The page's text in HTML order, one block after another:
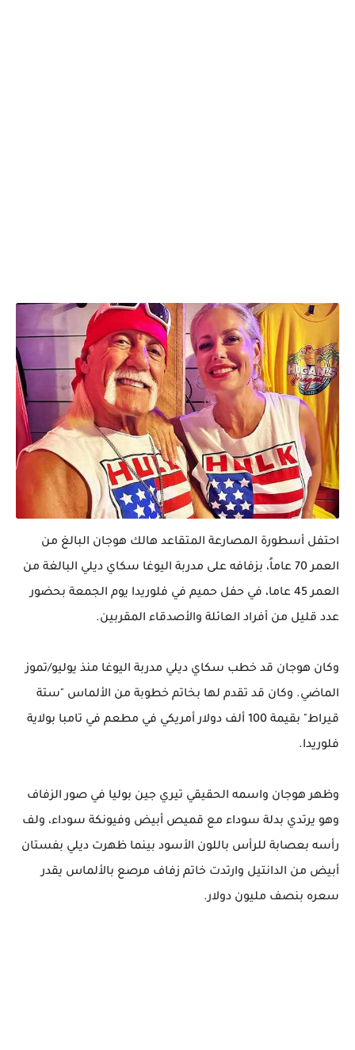
احتفل أسطورة المصارعة المتقاعد هالك هوجان البالغ من
العمر 70 عاماً، بزفافه على مدربة اليوغا سكاي ديلي البالغة من
العمر 45 عاما، في حفل حميم في فلوريدا يوم الجمعة بحضور
عدد قليل من أفراد العائلة والأصدقاء المقربين.
وكان هوجان قد خطب سكاي ديلي مدربة اليوغا منذ يوليو/تموز
الماضي. وكان قد تقدم لها بخاتم خطوبة من الألماس "ستة
قيراط" بقيمة 100 ألف دولار أمريكي في مطعم في تامبا بولاية
فلوريدا.
وظهر هوجان واسمه الحقيقي تيري جين بوليا في صور الزفاف
وهو يرتدي بدلة سوداء مع قميص أبيض وفيونكة سوداء، ولف
رأسه بعصابة للرأس باللون الأسود بينما ظهرت ديلي بفستان
أبيض من الدانتيل وارتدت خاتم زفاف مرصع بالألماس يقدر
سعره بنصف مليون دولار.